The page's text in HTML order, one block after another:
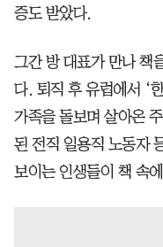
증도 받았다.
그간 방 대표가 만나 책
다. 퇴직 후 유럽에서 ‘
가족을 돌보며 살아온
된 전직 일용직 노동자
보이는 인생들이 책 속